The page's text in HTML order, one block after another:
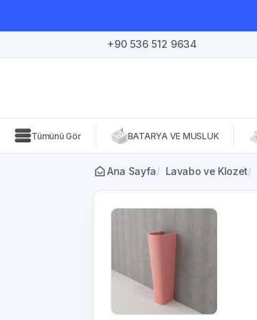
+90 536 512 9634
Tümünü Gör BATARYA VE MUSLUK
Ana Sayfa/ Lavabo ve Klozet/